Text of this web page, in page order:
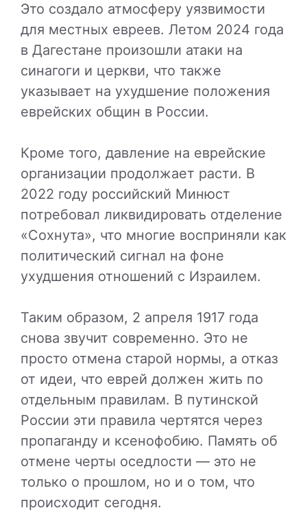
Это создало атмосферу уязвимости
для местных евреев. Летом 2024 года
в Дагестане произошли атаки на
синагоги и церкви, что также
указывает на ухудшение положения
еврейских общин в России.
Кроме того, давление на еврейские
организации продолжает расти. В
2022 году российский Минюст
потребовал ликвидировать отделение
«Сохнута», что многие восприняли как
политический сигнал на фоне
ухудшения отношений с Израилем.
Таким образом, 2 апреля 1917 года
снова звучит современно. Это не
просто отмена старой нормы, а отказ
от идеи, что еврей должен жить по
отдельным правилам. В путинской
России эти правила чертятся через
пропаганду и ксенофобию. Память об
отмене черты оседлости — это не
только о прошлом, но и о том, что
происходит сегодня.